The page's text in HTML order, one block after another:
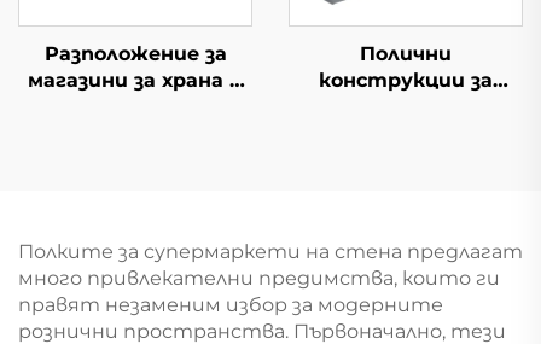
Разположение за
магазини за храна и
Полични
конструкции за
Полките за супермаркети на стена предлагат
много привлекателни предимства, които ги
правят незаменим избор за модерните
рознични пространства. Първоначално, тези